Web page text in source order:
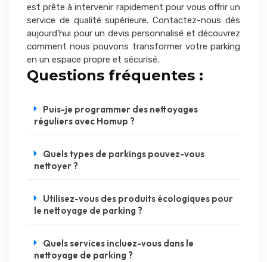
est prête à intervenir rapidement pour vous offrir un
service de qualité supérieure. Contactez-nous dès
aujourd’hui pour un devis personnalisé et découvrez
comment nous pouvons transformer votre parking
en un espace propre et sécurisé.
Questions fréquentes :
Puis-je programmer des nettoyages
réguliers avec Homup ?
Quels types de parkings pouvez-vous
nettoyer ?
Utilisez-vous des produits écologiques pour
le nettoyage de parking ?
Quels services incluez-vous dans le
nettoyage de parking ?